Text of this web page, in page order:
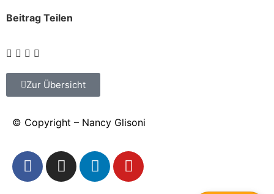
Beitrag Teilen
Zur Übersicht
© Copyright – Nancy Glisoni